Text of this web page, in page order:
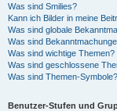
Was sind Smilies?
Kann ich Bilder in meine
Was sind globale
Was sind
Was sind wichtige Themen?
Was sind geschlossene
Was sind Themen-Symbole?
Benutzer-Stufen und